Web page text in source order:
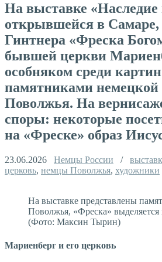
На выставке «Наследие
открывшейся в
Гинтнера «Фреска
бывшей церкви
особняком среди
памятниками немецкой
Поволжья. На
споры: некоторые
на «Фреске» образ
23.06.2026 Немцы России /
церковь, немцы Поволжья, художники
На выставке представлены
Поволжья, «Фреска»
(Фото: Максин Тырин)
Мариенберг и его церковь